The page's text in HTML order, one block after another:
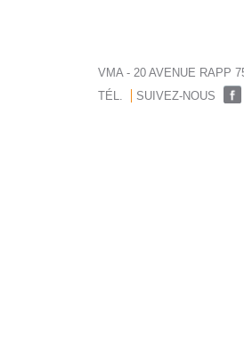
VMA - 20 AVENUE RAPP
TÉL.
SUIVEZ-NOUS